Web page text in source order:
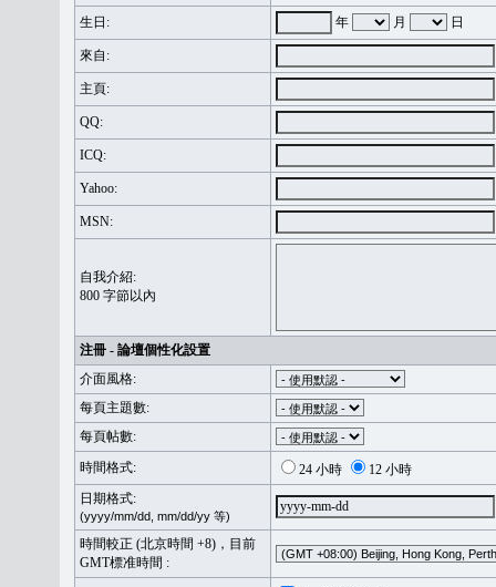
生日:
年 月 日
來自:
主頁:
QQ:
ICQ:
Yahoo:
MSN:
自我介紹:
800 字節以內
注冊 - 論壇個性化設置
介面風格:
每頁主題數:
每頁帖數:
時間格式:
24 小時
12 小時
日期格式:
(yyyy/mm/dd, mm/dd/yy 等)
時間較正 (北京時間 +8)，目前
GMT標准時間 :